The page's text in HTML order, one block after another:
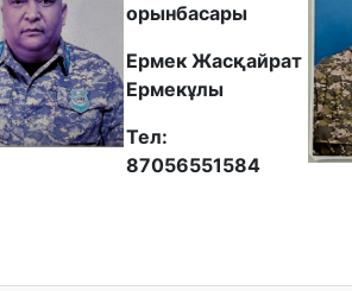
орынбасары
Ермек Жасқайрат
Ермекұлы
Тел:
87056551584